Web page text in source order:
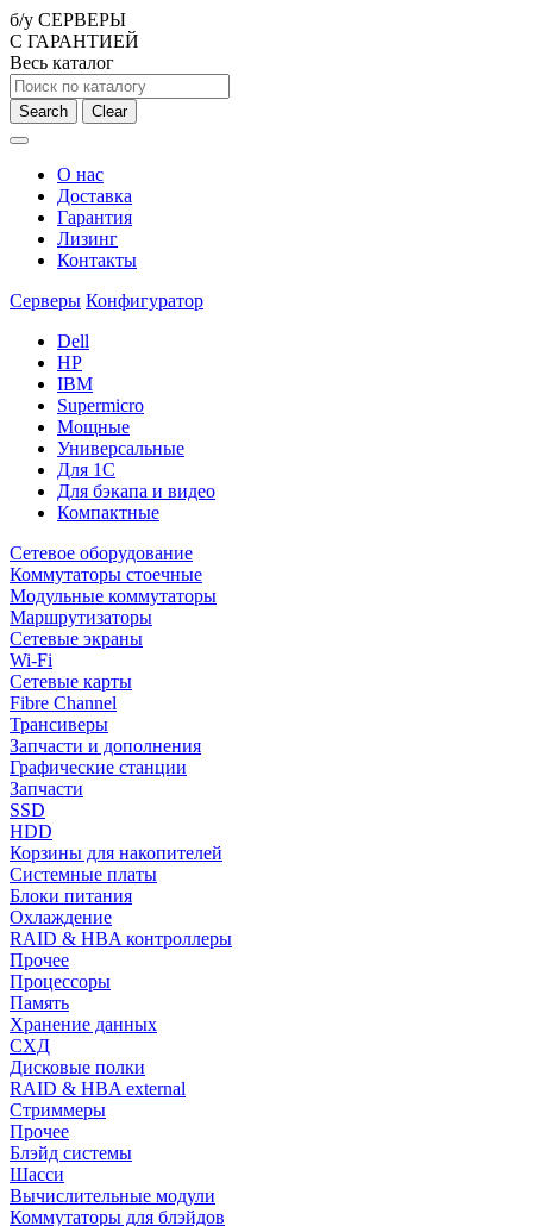
б/у СЕРВЕРЫ
С ГАРАНТИЕЙ
Весь каталог
Search Clear
О нас
Доставка
Гарантия
Лизинг
Контакты
Серверы Конфигуратор
Dell
HP
IBM
Supermicro
Мощные
Универсальные
Для 1С
Для бэкапа и видео
Компактные
Сетевое оборудование
Коммутаторы стоечные
Модульные коммутаторы
Маршрутизаторы
Сетевые экраны
Wi-Fi
Сетевые карты
Fibre Channel
Трансиверы
Запчасти и дополнения
Графические станции
Запчасти
SSD
HDD
Корзины для накопителей
Системные платы
Блоки питания
Охлаждение
RAID & HBA контроллеры
Прочее
Процессоры
Память
Хранение данных
СХД
Дисковые полки
RAID & HBA external
Стриммеры
Прочее
Блэйд системы
Шасси
Вычислительные модули
Коммутаторы для блэйдов